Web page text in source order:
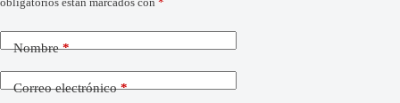
Nombre*
Correo electrónico*